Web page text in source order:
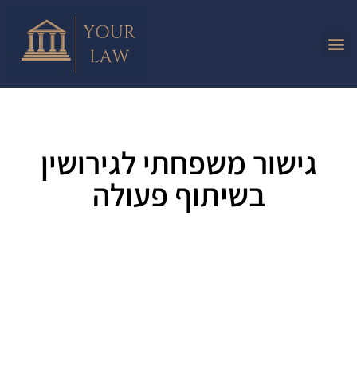
גישור משפחתי לגירושין
בשיתוף פעולה